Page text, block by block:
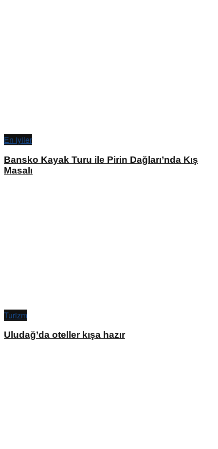
En iyiler
Bansko Kayak Turu ile Pirin Dağları’nda Kış
Masalı
Turizm
Uludağ’da oteller kışa hazır